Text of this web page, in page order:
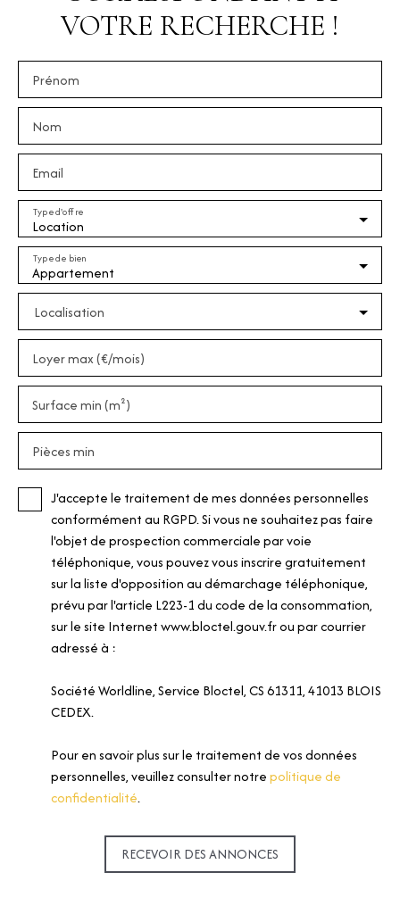
VOTRE RECHERCHE !
Prénom
Nom
Email
Location
Type d'offre
Appartement
Type de bien
Localisation
Loyer max (€/mois)
Surface min (m²)
Pièces min
J'accepte le traitement de mes données personnelles
conformément au RGPD. Si vous ne souhaitez pas faire
l'objet de prospection commerciale par voie
téléphonique, vous pouvez vous inscrire gratuitement
sur la liste d'opposition au démarchage téléphonique,
prévu par l'article L223-1 du code de la consommation,
sur le site Internet www.bloctel.gouv.fr ou par courrier
adressé à :
Société Worldline, Service Bloctel, CS 61311, 41013 BLOIS
CEDEX.
Pour en savoir plus sur le traitement de vos données
personnelles, veuillez consulter notrepolitique de
confidentialité.
RECEVOIR DES ANNONCES